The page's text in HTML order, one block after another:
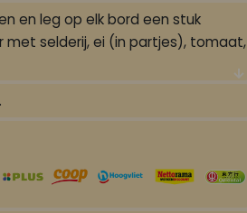
en leg op elk bord een stuk
met selderij, ei (in partjes), tomaat,